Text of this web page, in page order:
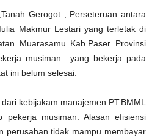
Gerogot , Perseteruan antara
Makmur Lestari yang terletak di
Muarasamu Kab.Paser Provinsi
musiman yang bekerja pada
ini belum selesai.
kebijakam manajemen PT.BMML
pekerja musiman. Alasan efisiensi
perusahan tidak mampu membayar